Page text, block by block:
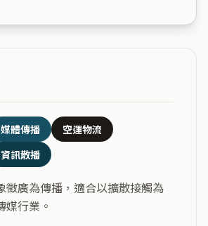
媒體傳播
空運物流
資訊散播
徵廣為傳播，適合以擴散接觸為
媒行業。